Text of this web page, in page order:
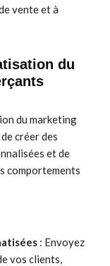
vente et à
du
du marketing
créer des
et de
comportements
: Envoyez
vos clients,